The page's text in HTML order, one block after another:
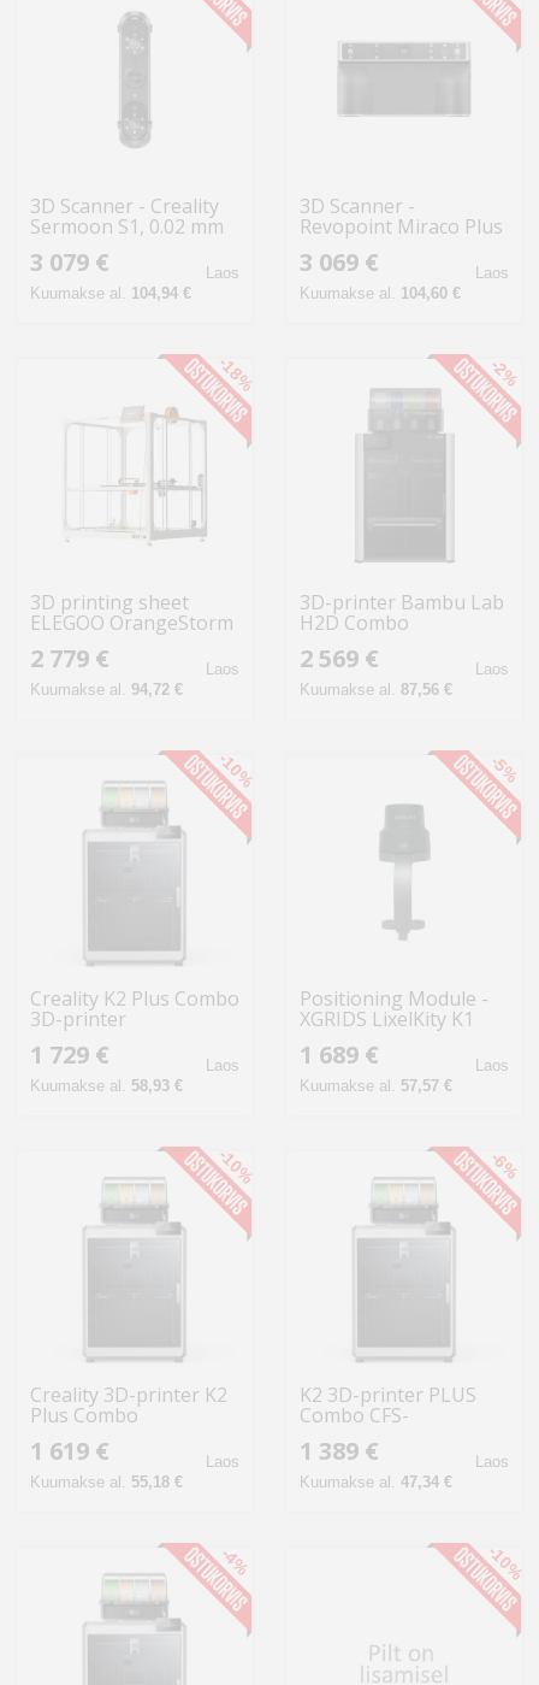
3D Scanner - Creality
Sermoon S1, 0.02 mm
3 079 €
Kuumakse al. 104,94 €
Laos
3D Scanner -
Revopoint Miraco Plus
48MP RGB Camera,
Photogrammetric
Metrology, High
Precision Black
3 069 €
Kuumakse al. 104,60 €
Laos
3D printing sheet
ELEGOO OrangeStorm
2 779 €
Kuumakse al. 94,72 €
Laos
-18%
3D-printer Bambu Lab
H2D Combo
2 569 €
Kuumakse al. 87,56 €
Laos
-2%
Creality K2 Plus Combo
3D-printer
1 729 €
Kuumakse al. 58,93 €
Laos
-10%
Positioning Module -
XGRIDS LixelKity K1
RTK centimeter-level
accuracy
1 689 €
Kuumakse al. 57,57 €
Laos
-5%
Creality 3D-printer K2
Plus Combo
1 619 €
Kuumakse al. 55,18 €
Laos
-10%
K2 3D-printer PLUS
Combo CFS-
filamendipesaga
1 389 €
Kuumakse al. 47,34 €
Laos
-6%
-4% -10%